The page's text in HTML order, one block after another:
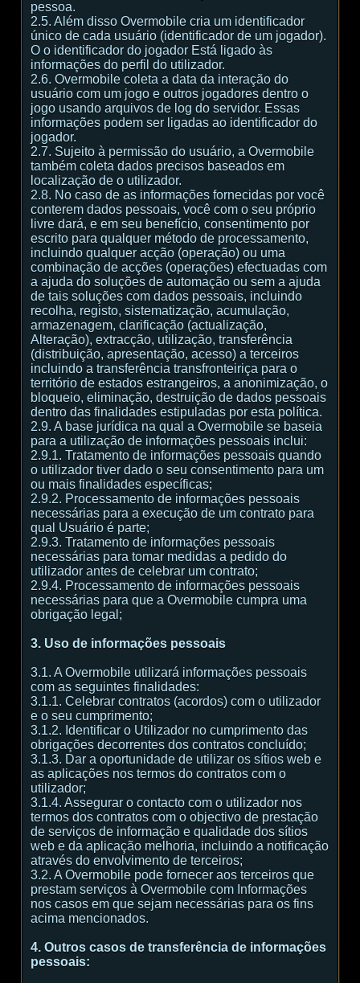
pessoa.
2.5. Além disso Overmobile cria um identificador
único de cada usuário (identificador de um jogador).
O o identificador do jogador Está ligado às
informações do perfil do utilizador.
2.6. Overmobile coleta a data da interação do
usuário com um jogo e outros jogadores dentro o
jogo usando arquivos de log do servidor. Essas
informações podem ser ligadas ao identificador do
jogador.
2.7. Sujeito à permissão do usuário, a Overmobile
também coleta dados precisos baseados em
localização de o utilizador.
2.8. No caso de as informações fornecidas por você
conterem dados pessoais, você com o seu próprio
livre dará, e em seu benefício, consentimento por
escrito para qualquer método de processamento,
incluindo qualquer acção (operação) ou uma
combinação de acções (operações) efectuadas com
a ajuda do soluções de automação ou sem a ajuda
de tais soluções com dados pessoais, incluindo
recolha, registo, sistematização, acumulação,
armazenagem, clarificação (actualização,
Alteração), extracção, utilização, transferência
(distribuição, apresentação, acesso) a terceiros
incluindo a transferência transfronteiriça para o
território de estados estrangeiros, a anonimização, o
bloqueio, eliminação, destruição de dados pessoais
dentro das finalidades estipuladas por esta política.
2.9. A base jurídica na qual a Overmobile se baseia
para a utilização de informações pessoais inclui:
2.9.1. Tratamento de informações pessoais quando
o utilizador tiver dado o seu consentimento para um
ou mais finalidades específicas;
2.9.2. Processamento de informações pessoais
necessárias para a execução de um contrato para
qual Usuário é parte;
2.9.3. Tratamento de informações pessoais
necessárias para tomar medidas a pedido do
utilizador antes de celebrar um contrato;
2.9.4. Processamento de informações pessoais
necessárias para que a Overmobile cumpra uma
obrigação legal;
3. Uso de informações pessoais
3.1. A Overmobile utilizará informações pessoais
com as seguintes finalidades:
3.1.1. Celebrar contratos (acordos) com o utilizador
e o seu cumprimento;
3.1.2. Identificar o Utilizador no cumprimento das
obrigações decorrentes dos contratos concluído;
3.1.3. Dar a oportunidade de utilizar os sítios web e
as aplicações nos termos do contratos com o
utilizador;
3.1.4. Assegurar o contacto com o utilizador nos
termos dos contratos com o objectivo de prestação
de serviços de informação e qualidade dos sítios
web e da aplicação melhoria, incluindo a notificação
através do envolvimento de terceiros;
3.2. A Overmobile pode fornecer aos terceiros que
prestam serviços à Overmobile com Informações
nos casos em que sejam necessárias para os fins
acima mencionados.
4. Outros casos de transferência de informações
pessoais: